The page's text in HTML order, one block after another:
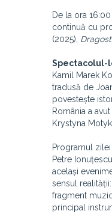
De la ora
continuă cu
(2025),
Spectacolul-
Kamil Marek
tradusă de
povestește
România a
Krystyna
Programul
Petre
același
sensul
fragment
principal